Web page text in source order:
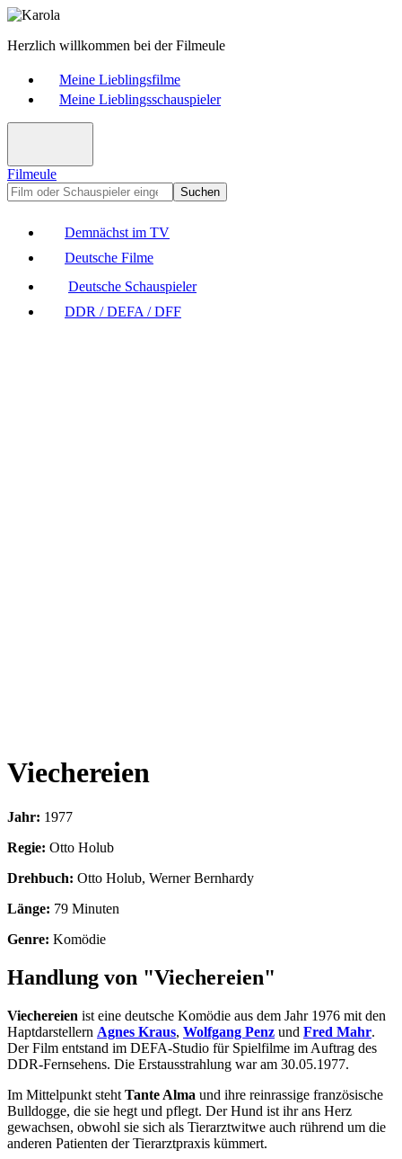
Herzlich willkommen bei der Filmeule
Meine Lieblingsfilme
Meine Lieblingsschauspieler
Filmeule
Suchen
Demnächst im TV
Deutsche Filme
Deutsche Schauspieler
DDR / DEFA / DFF
Viechereien
Jahr: 1977
Regie: Otto Holub
Drehbuch: Otto Holub, Werner Bernhardy
Länge: 79 Minuten
Genre: Komödie
Handlung von "Viechereien"
Viechereien ist eine deutsche Komödie aus dem Jahr 1976 mit den
Haptdarstellern Agnes Kraus, Wolfgang Penz und Fred Mahr.
Der Film entstand im DEFA-Studio für Spielfilme im Auftrag des
DDR-Fernsehens. Die Erstausstrahlung war am 30.05.1977.
Im Mittelpunkt steht Tante Alma und ihre reinrassige französische
Bulldogge, die sie hegt und pflegt. Der Hund ist ihr ans Herz
gewachsen, obwohl sie sich als Tierarztwitwe auch rührend um die
anderen Patienten der Tierarztpraxis kümmert.